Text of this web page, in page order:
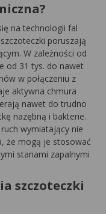
na technologii fal
poruszają
W zależności od
od 31 tys. do nawet
w połączeniu z
aktywna chmura
nawet do trudno
nazębną i bakterie.
wymiatający nie
że mogą je stosować
stanami zapalnymi
szczoteczki